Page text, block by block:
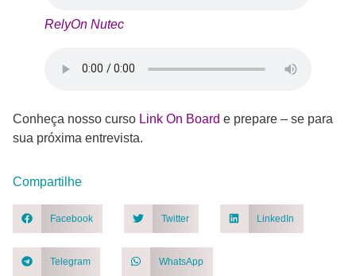
RelyOn Nutec
Conheça nosso curso Link On Board e prepare – se para
sua próxima entrevista.
Compartilhe
Facebook Twitter LinkedIn
Telegram WhatsApp